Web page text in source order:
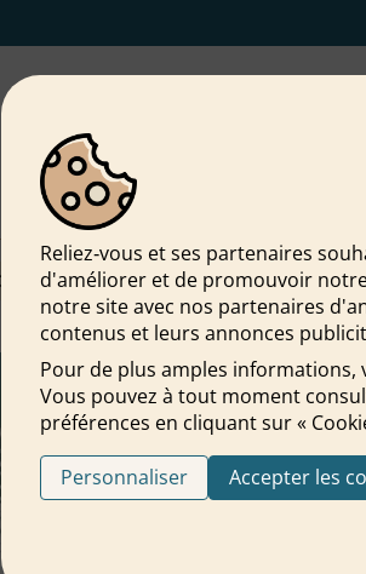
nos
honorer nos défunts au fil du
Reliez‑vous et ses partenaires
d'améliorer et de promouvoir
notre site avec nos partenaires
contenus et leurs annonces
Pour de plus amples informations,
Vous pouvez à tout moment
préférences en cliquant sur «
Personnaliser Accepter les